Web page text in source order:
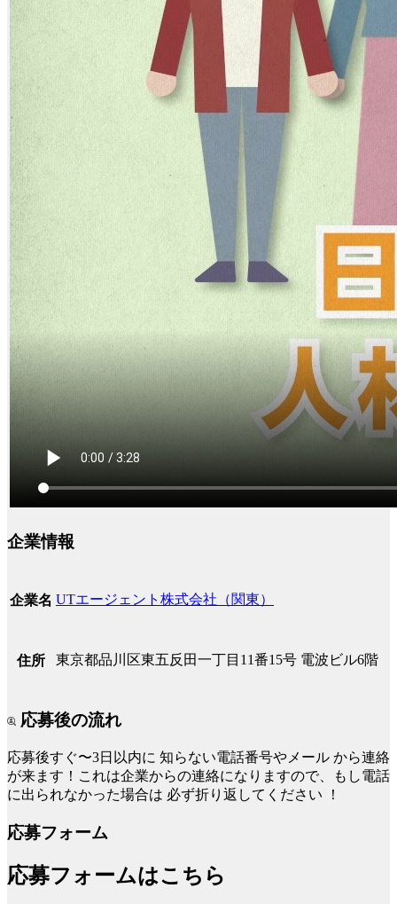
企業情報
企業名 UTエージェント株式会社（関東）
住所 東京都品川区東五反田一丁目11番15号 電波ビル6階
応募後の流れ
応募後すぐ〜3日以内に 知らない電話番号やメール から連絡
が来ます！これは企業からの連絡になりますので、もし電話
に出られなかった場合は 必ず折り返してください ！
応募フォーム
応募フォームはこちら